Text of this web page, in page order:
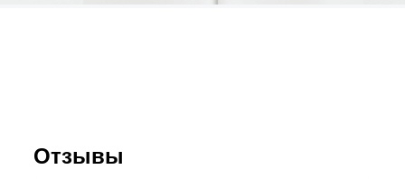
Отзывы